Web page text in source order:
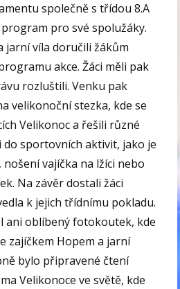
společně s třídou 8.A
pro své spolužáky.
jarní víla doručili žákům
akce. Žáci měli pak
rozluštili. Venku pak
velikonoční stezka, kde se
Velikonoc a řešili různé
do sportovních aktivit, jako je
vajíčka na lžíci nebo
Na závěr dostali žáci
k jejich třídnímu pokladu.
ani oblíbený fotokoutek, kde
zajíčkem Hopem a jarní
bylo připravené čtení
Velikonoce ve světě, kde